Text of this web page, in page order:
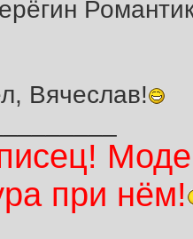
Вячеслав!
при нём!